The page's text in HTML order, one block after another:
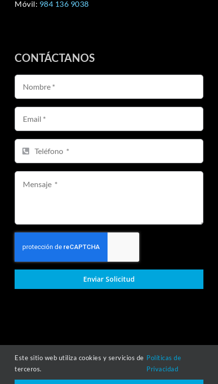
Móvil: 984 136 9038
CONTÁCTANOS
Enviar Solicitud
Copyright © 2021-2025 | Grupo Todo Inoxidable |Políticas de
Este sitio web utiliza cookies y servicios de
terceros.
Políticas de
Privacidad